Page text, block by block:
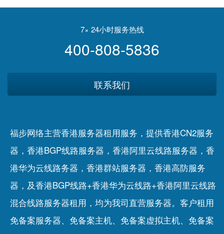
運動員加油打氣
下任特首應是「政治家」
7× 24小时服务热线
400-808-5836
联系我们
福步网络主营香港服务器租用服务，提供香港CN2服务
器，香港BGP线路服务器，香港阿里云线路服务器，香
港华为云线路务器，香港群站服务器，香港高防服务
器，及香港BGP线路+香港华为云线路+香港阿里云线路
混合线路服务器租用，均为我司直营服务器。客户租用
免备案服务器、 免备案主机、 免备案虚拟主机、 免备案